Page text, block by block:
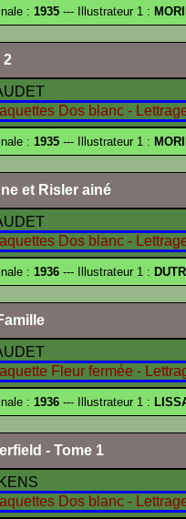
: 1935 --- Illustrateur 1 :
2
: 1935 --- Illustrateur 1 :
et Risler ainé
: 1936 --- Illustrateur 1 :
: 1936 --- Illustrateur 1 :
- Tome 1